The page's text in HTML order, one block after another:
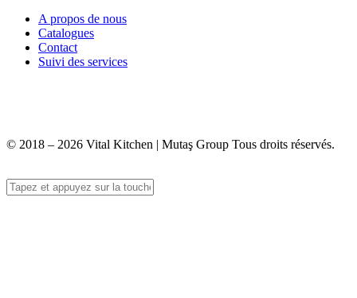
A propos de nous
Catalogues
Contact
Suivi des services
© 2018 – 2026 Vital Kitchen | Mutaş Group Tous droits réservés.